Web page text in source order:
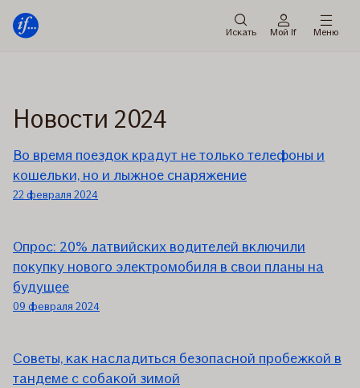
Искать Мой If Меню
Новости 2024
Во время поездок крадут не только телефоны и
кошельки, но и лыжное снаряжение
22 февраля 2024
Опрос: 20% латвийских водителей включили
покупку нового электромобиля в свои планы на
будущее
09 февраля 2024
Советы, как насладиться безопасной пробежкой в
тандеме с собакой зимой